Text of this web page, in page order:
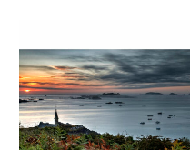
prix :
350€
à
500€